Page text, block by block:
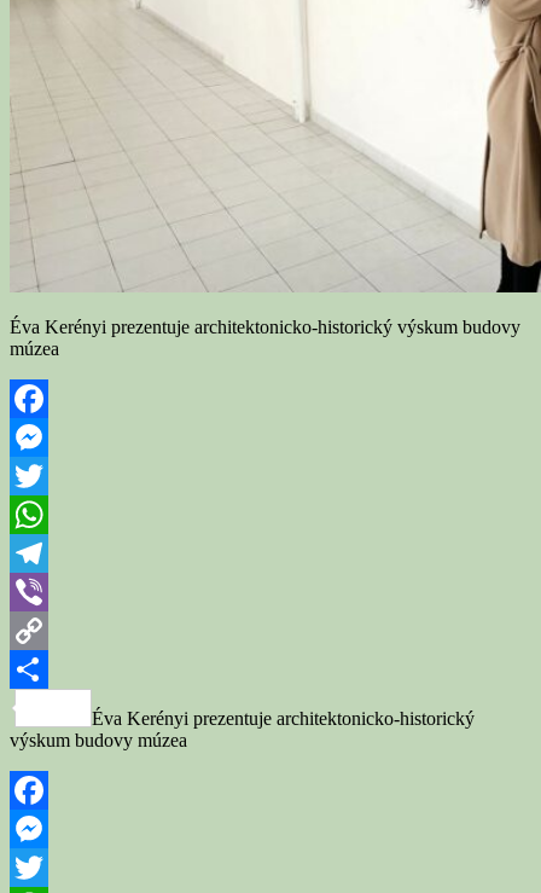
Éva Kerényi prezentuje architektonicko-historický výskum budovy
múzea
Facebook
Messenger
Twitter
WhatsApp
Telegram
Viber
Copy
Link
Share
Éva Kerényi prezentuje architektonicko-historický
výskum budovy múzea
Facebook
Messenger